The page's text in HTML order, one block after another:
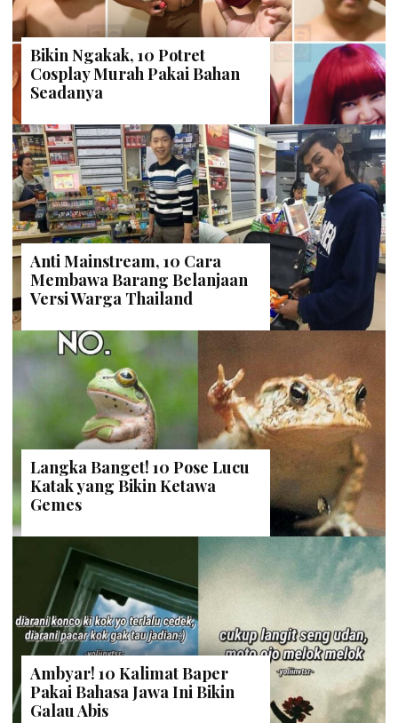
Bikin Ngakak, 10 Potret
Cosplay Murah Pakai Bahan
Seadanya
Anti Mainstream, 10 Cara
Membawa Barang Belanjaan
Versi Warga Thailand
Langka Banget! 10 Pose Lucu
Katak yang Bikin Ketawa
Gemes
Ambyar! 10 Kalimat Baper
Pakai Bahasa Jawa Ini Bikin
Galau Abis